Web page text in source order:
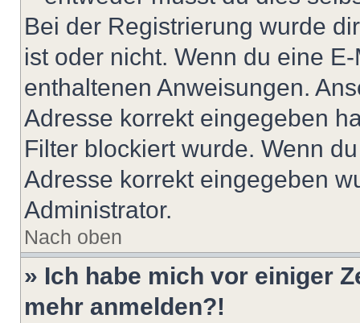
Bei der Registrierung wurde
ist oder nicht. Wenn du eine
enthaltenen Anweisungen.
Adresse korrekt eingegeben
Filter blockiert wurde. Wenn
Adresse korrekt eingegeben
Administrator.
Nach oben
» Ich habe mich vor einiger
mehr anmelden?!